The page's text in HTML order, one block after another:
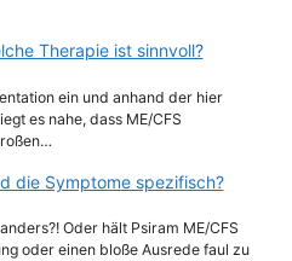
Therapie ist sinnvoll?
ein und anhand der hier
es nahe, dass ME/CFS
die Symptome spezifisch?
Oder hält Psiram ME/CFS
oder einen bloße Ausrede faul zu